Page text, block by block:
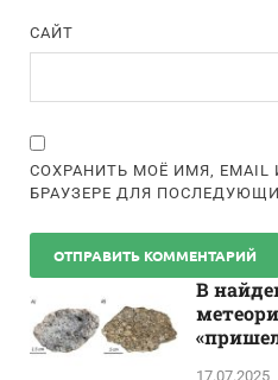
САЙТ
СОХРАНИТЬ МОЁ ИМЯ,
БРАУЗЕРЕ ДЛЯ
В
17.07.2025